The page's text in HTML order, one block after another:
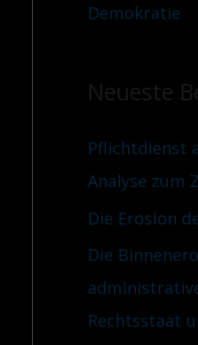
Demokratie
Neueste
Pflichtdienst
Analyse zum
Die Erosion
Die
Rechtsstaat